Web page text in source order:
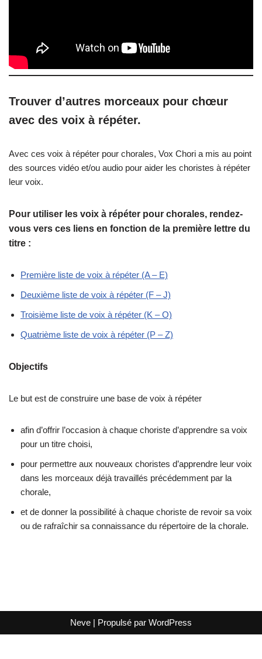
Trouver d’autres morceaux pour chœur
avec des voix à répéter.
Avec ces voix à répéter pour chorales, Vox Chori a mis au point
des sources vidéo et/ou audio pour aider les choristes à répéter
leur voix.
Pour utiliser les voix à répéter pour chorales, rendez-
vous vers ces liens en fonction de la première lettre du
titre :
Première liste de voix à répéter (A – E)
Deuxième liste de voix à répéter (F – J)
Troisième liste de voix à répéter (K – O)
Quatrième liste de voix à répéter (P – Z)
Objectifs
Le but est de construire une base de voix à répéter
afin d’offrir l’occasion à chaque choriste d’apprendre sa voix
pour un titre choisi,
pour permettre aux nouveaux choristes d’apprendre leur voix
dans les morceaux déjà travaillés précédemment par la
chorale,
et de donner la possibilité à chaque choriste de revoir sa voix
ou de rafraîchir sa connaissance du répertoire de la chorale.
Neve | Propulsé par WordPress